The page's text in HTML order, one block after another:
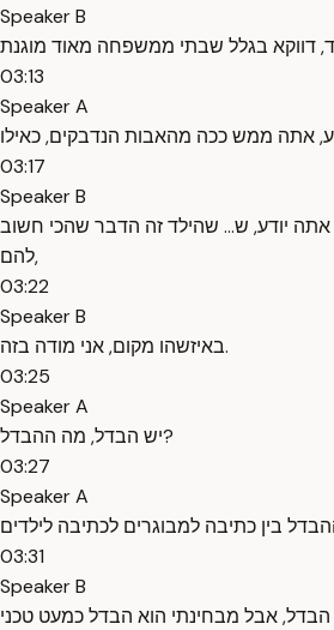
Speaker B
03:13
Speaker A
03:17
Speaker B
יודע, ש... שהילד זה הדבר שהכי חשוב
להם,
03:22
Speaker B
באיזשהו מקום, אני מודה בזה.
03:25
Speaker A
יש הבדל, מה ההבדל?
03:27
Speaker A
03:31
Speaker B